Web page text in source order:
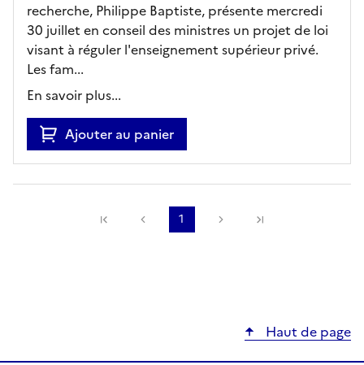
recherche, Philippe Baptiste, présente mercredi
30 juillet en conseil des ministres un projet de loi
visant à réguler l'enseignement supérieur privé.
Les fam...
En savoir plus...
Ajouter au panier
Précédente
1 Suivante
Haut de page